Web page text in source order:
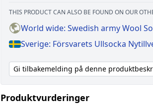
THIS PRODUCT CAN ALSO BE FOUND ON OUR
World wide: Swedish army Wool
Sverige: Försvarets Ullsocka
Gi tilbakemelding på denne
Produktvurderinger